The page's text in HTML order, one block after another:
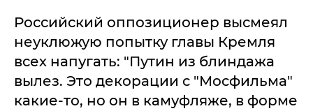
Российский оппозиционер высмеял
неуклюжую попытку главы Кремля
всех напугать: "Путин из блиндажа
вылез. Это декорации с "Мосфильма"
какие-то, но он в камуфляже, в форме